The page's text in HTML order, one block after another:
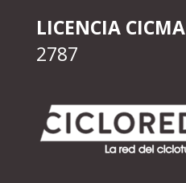
LICENCIA CICMA
2787